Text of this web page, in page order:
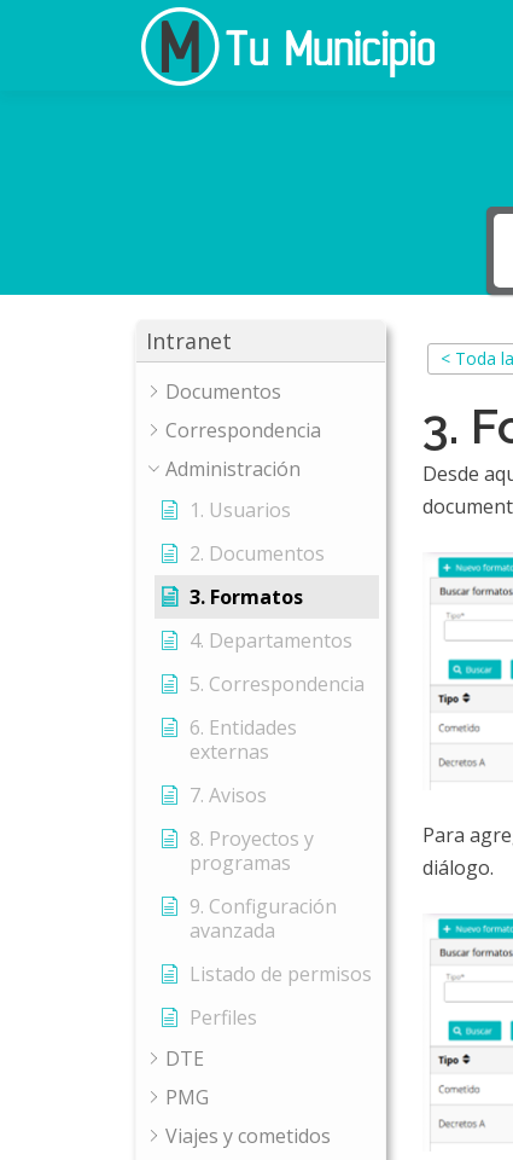
Intranet
Documentos
Correspondencia
Administración
1. Usuarios
2. Documentos
3. Formatos
4. Departamentos
5. Correspondencia
6. Entidades
externas
7. Avisos
8. Proyectos y
programas
9. Configuración
avanzada
Listado de permisos
Perfiles
DTE
PMG
Viajes y cometidos
< Toda
3.
Desde
Para
diálogo.